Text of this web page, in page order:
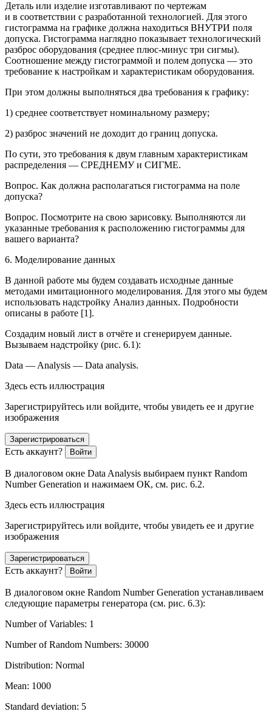
Деталь или изделие изготавливают по чертежам
и в соответствии с разработанной технологией. Для этого
гистограмма на графике должна находиться ВНУТРИ поля
допуска. Гистограмма наглядно показывает технологический
разброс оборудования (среднее плюс-минус три сигмы).
Соотношение между гистограммой и полем допуска — это
требование к настройкам и характеристикам оборудования.
При этом должны выполняться два требования к графику:
1) среднее соответствует номинальному размеру;
2) разброс значений не доходит до границ допуска.
По сути, это требования к двум главным характеристикам
распределения — СРЕДНЕМУ и СИГМЕ.
Вопрос. Как должна располагаться гистограмма на поле
допуска?
Вопрос. Посмотрите на свою зарисовку. Выполняются ли
указанные требования к расположению гистограммы для
вашего варианта?
6. Моделирование данных
В данной работе мы будем создавать исходные данные
методами имитационного моделирования. Для этого мы будем
использовать надстройку Анализ данных. Подробности
описаны в работе [1].
Создадим новый лист в отчёте и сгенерируем данные.
Вызываем надстройку (рис. 6.1):
Data — Analysis — Data analysis.
Здесь есть иллюстрация
Зарегистрируйтесь или войдите, чтобы увидеть ее и другие
изображения
Зарегистрироваться
Есть аккаунт? Войти
В диалоговом окне Data Analysis выбираем пункт Random
Number Generation и нажимаем ОК, см. рис. 6.2.
Здесь есть иллюстрация
Зарегистрируйтесь или войдите, чтобы увидеть ее и другие
изображения
Зарегистрироваться
Есть аккаунт? Войти
В диалоговом окне Random Number Generation устанавливаем
следующие параметры генератора (см. рис. 6.3):
Number of Variables: 1
Number of Random Numbers: 30000
Distribution: Normal
Mean: 1000
Standard deviation: 5